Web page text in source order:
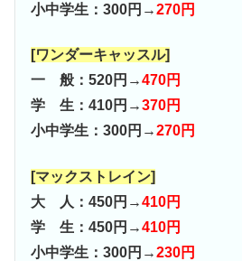
小中学生：300円→270円
[ワンダーキャッスル]
一 般：520円→470円
学 生：410円→370円
小中学生：300円→270円
[マックストレイン]
大 人：450円→410円
学 生：450円→410円
小中学生：300円→230円